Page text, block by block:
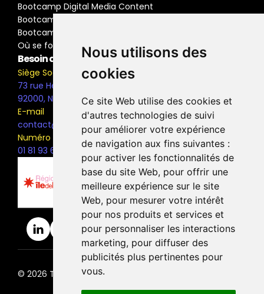
Nous utilisons des
cookies
Ce site Web utilise des cookies et
d'autres technologies de suivi
pour améliorer votre expérience
de navigation aux fins suivantes :
pour activer les fonctionnalités de
base du site Web, pour offrir une
meilleure expérience sur le site
Web, pour mesurer votre intérêt
pour nos produits et services et
pour personnaliser les interactions
marketing, pour diffuser des
publicités plus pertinentes pour
vous.
Bootcamp Digital Media Content
Bootcamp Social Media Manager
Bootcamp Buyer Media
Où se former
Besoin d'information ?
Siège Social
73 rue Henri Barbusse,
92000, Nanterre
E-mail
contact@the-bridge.fr
Numéro de téléphone
01 81 93 68 42
© 2026 The Bridge Ecole. | Tous droits réservés.